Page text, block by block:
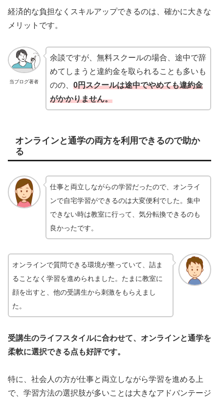
経済的な負担なくスキルアップできるのは、確かに大きな
メリットです。
当ブログ著者
余談ですが、無料スクールの場合、途中で辞
めてしまうと違約金を取られることも多いも
のの、 0円スクールは途中でやめても違約金
がかかりません。
オンラインと通学の両方を利用できるので助か
る
仕事と両立しながらの学習だったので、オンライ
ンで自宅学習ができるのは大変便利でした。集中
できない時は教室に行って、気分転換できるのも
良かったです。
オンラインで質問できる環境が整っていて、詰ま
ることなく学習を進められました。たまに教室に
顔を出すと、他の受講生から刺激をもらえまし
た。
受講生のライフスタイルに合わせて、オンラインと通学を
柔軟に選択できる点も好評です。
特に、社会人の方が仕事と両立しながら学習を進める上
で、学習方法の選択肢が多いことは大きなアドバンテージ